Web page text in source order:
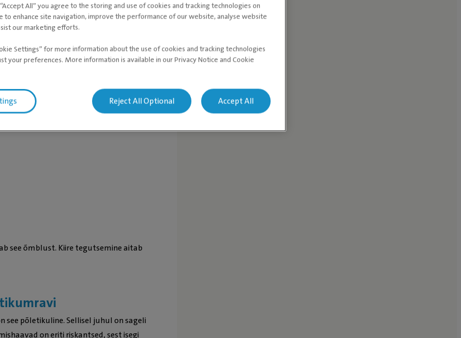
Lakkumise vältimiseks kasutage
iga päev, et märgata varakult
see õmblust. Kiire tegutsemine aitab
see põletikuline. Sellisel juhul on sageli
on eriti riskantsed, sest isegi
All” you agree to the storing and use of cookies and tracking technologies on
to enhance site navigation, improve the performance of our website, analyse website
our marketing efforts.
Settings” for more information about the use of cookies and tracking technologies
your preferences. More information is available in our Privacy Notice and Cookie
Reject All Optional Accept All